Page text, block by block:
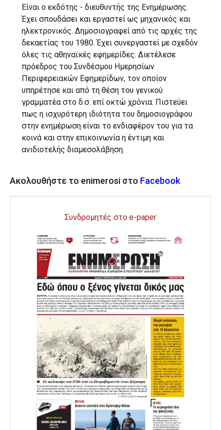
Είναι ο εκδότης - διευθυντής της Ενημέρωσης.
Έχει σπουδάσει και εργαστεί ως μηχανικός και
ηλεκτρονικός. Δημοσιογραφεί από τις αρχές της
δεκαετίας του 1980. Έχει συνεργαστεί με σχεδόν
όλες τις αθηναϊκές εφημερίδες. Διετέλεσε
πρόεδρος του Συνδέσμου Ημερησίων
Περιφερειακών Εφημερίδων, τον οποίον
υπηρέτησε και από τη θέση του γενικού
γραμματέα στο δ.σ. επί οκτώ χρόνια. Πιστεύει
πως η ισχυρότερη ιδιότητα του δημοσιογράφου
στην ενημέρωση είναι το ενδιαφέρον του για τα
κοινά και στην επικοινωνία η έντιμη και
ανιδιοτελής διαμεσολάβηση.
Ακολουθήστε το enimerosi στο Facebook
Συνδρομητές στο e-paper